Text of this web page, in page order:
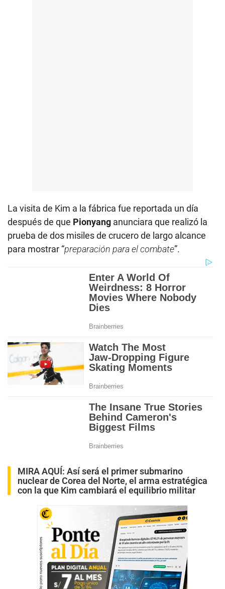
La visita de Kim a la fábrica fue reportada un día
después de que Pionyang anunciara que realizó la
prueba de dos misiles de crucero de largo alcance
para mostrar “preparación para el combate”.
MIRA AQUÍ: Así será el primer submarino
nuclear de Corea del Norte, el arma estratégica
con la que Kim cambiará el equilibrio militar